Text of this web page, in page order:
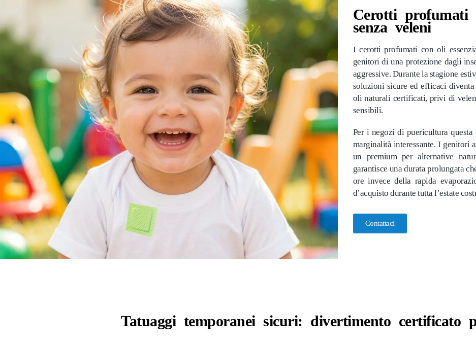
Cerotti profumati
senza veleni
I cerotti profumati con oli
genitori di una protezione dagli
aggressive. Durante la stagione
soluzioni sicure ed efficaci
oli naturali certificati, privi di
sensibili.
Per i negozi di puericultura questa
marginalità interessante. I genitori
un premium per alternative
garantisce una durata prolungata
ore invece della rapida
d’acquisto durante tutta l’estate
Contattaci
Tatuaggi temporanei sicuri: divertimento certificato